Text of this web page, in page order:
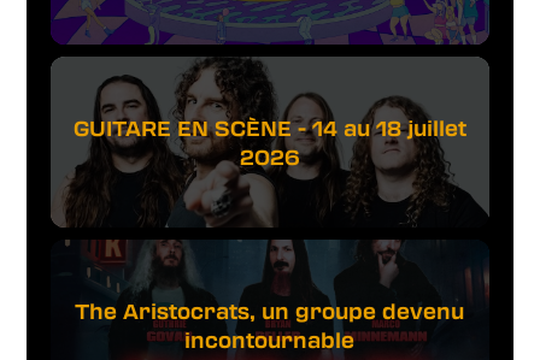
GUITARE EN SCÈNE - 14 au 18 juillet
2026
The Aristocrats, un groupe devenu
incontournable